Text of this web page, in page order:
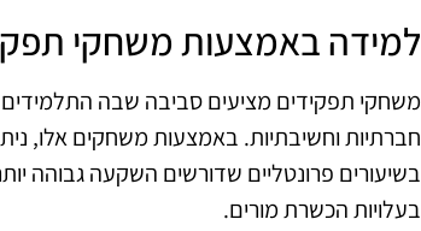
למידה באמצעות משחקי
משחקי תפקידים מציעים סביבה שבה התלמידים
חברתיות וחשיבתיות. באמצעות משחקים אלו,
בשיעורים פרונטליים שדורשים השקעה גבוהה
בעלויות הכשרת מורים.